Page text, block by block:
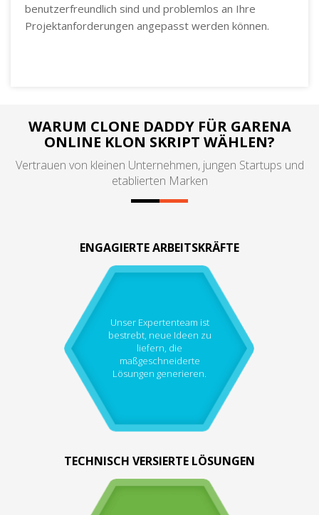
benutzerfreundlich sind und problemlos an Ihre
Projektanforderungen angepasst werden können.
WARUM CLONE DADDY FÜR GARENA
ONLINE KLON SKRIPT WÄHLEN?
Vertrauen von kleinen Unternehmen, jungen Startups und
etablierten Marken
ENGAGIERTE ARBEITSKRÄFTE
Unser Expertenteam ist
bestrebt, neue Ideen zu
liefern, die
maßgeschneiderte
Lösungen generieren.
TECHNISCH VERSIERTE LÖSUNGEN